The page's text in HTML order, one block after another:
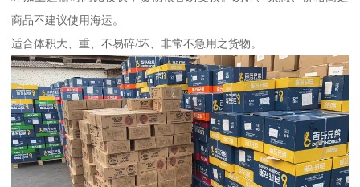
商品不建议使用海运。
适合体积大、重、不易碎/坏、非常不急用之货物。